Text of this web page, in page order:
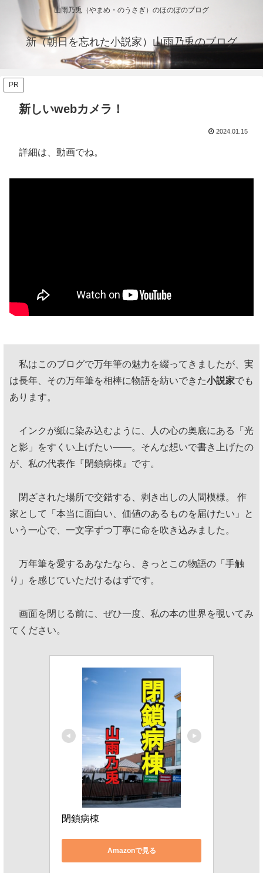
山雨乃兎（やまめ・のうさぎ）のほのぼのブログ
新（朝日を忘れた小説家）山雨乃兎のブログ
PR
新しいwebカメラ！
2024.01.15
詳細は、動画でね。
私はこのブログで万年筆の魅力を綴ってきましたが、実
は長年、その万年筆を相棒に物語を紡いできた小説家でも
あります。
インクが紙に染み込むように、人の心の奥底にある「光
と影」をすくい上げたい——。そんな想いで書き上げたの
が、私の代表作『閉鎖病棟』です。
閉ざされた場所で交錯する、剥き出しの人間模様。 作
家として「本当に面白い、価値のあるものを届けたい」と
いう一心で、一文字ずつ丁寧に命を吹き込みました。
万年筆を愛するあなたなら、きっとこの物語の「手触
り」を感じていただけるはずです。
画面を閉じる前に、ぜひ一度、私の本の世界を覗いてみ
てください。
閉鎖病棟
Amazonで見る